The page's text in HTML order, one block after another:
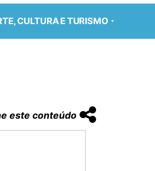
CULTURA E TURISMO
este conteúdo